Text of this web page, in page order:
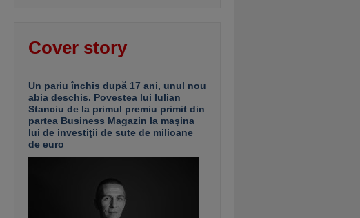
Cover story
Un pariu închis după 17 ani, unul nou
abia deschis. Povestea lui Iulian
Stanciu de la primul premiu primit din
partea Business Magazin la maşina
lui de investiţii de sute de milioane
de euro